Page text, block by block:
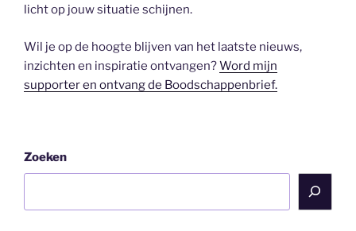
licht op jouw situatie schijnen.
Wil je op de hoogte blijven van het laatste nieuws,
inzichten en inspiratie ontvangen?Word mijn
supporter en ontvang de Boodschappenbrief.
Zoeken